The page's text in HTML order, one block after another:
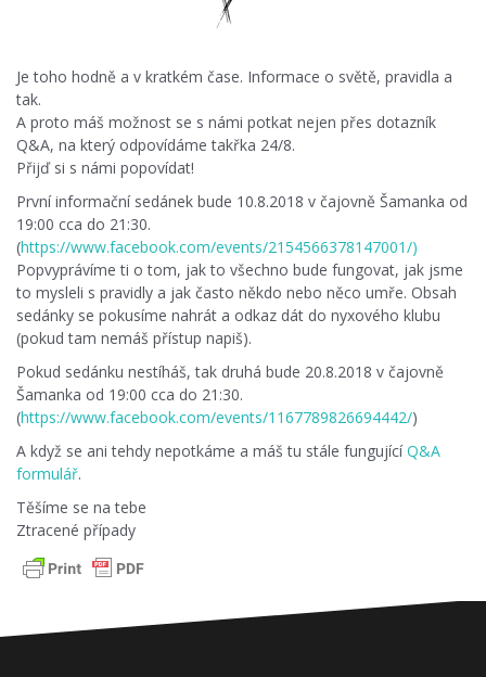
Je toho hodně a v kratkém čase. Informace o světě, pravidla a
tak.
A proto máš možnost se s námi potkat nejen přes dotazník
Q&A, na který odpovídáme takřka 24/8.
Přijď si s námi popovídat!
První informační sedánek bude 10.8.2018 v čajovně Šamanka od
19:00 cca do 21:30.
(https://www.facebook.com/events/2154566378147001/)
Popvyprávíme ti o tom, jak to všechno bude fungovat, jak jsme
to mysleli s pravidly a jak často někdo nebo něco umře. Obsah
sedánky se pokusíme nahrát a odkaz dát do nyxového klubu
(pokud tam nemáš přístup napiš).
Pokud sedánku nestíháš, tak druhá bude 20.8.2018 v čajovně
Šamanka od 19:00 cca do 21:30.
(https://www.facebook.com/events/1167789826694442/)
A když se ani tehdy nepotkáme a máš tu stále fungujícíQ&A
formulář.
Těšíme se na tebe
Ztracené případy